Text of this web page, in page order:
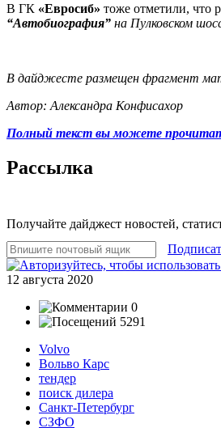
В ГК «Евросиб» тоже отметили, что
“Автобиография” на Пулковском
В дайджесте размещен фрагмент
Автор: Александра Конфисахор
Полный текст вы можете
Рассылка
Получайте дайджест новостей,
12 августа 2020
0
5291
Volvo
Вольво Карс
тендер
поиск дилера
Санкт-Петербург
СЗФО